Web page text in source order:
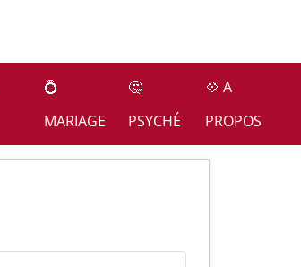
💍
MARIAGE
🤔
PSYCHÉ
💠 A
PROPOS